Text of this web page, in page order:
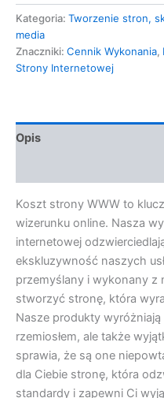
Kategoria: Tworzenie stron,
media
Znaczniki: Cennik Wykonania,
Strony Internetowej
Opis
Koszt strony WWW to
wizerunku online. Nasza
internetowej
ekskluzywność naszych
przemyślany i wykonany z
stworzyć stronę, która
Nasze produkty
rzemiosłem, ale także
sprawia, że są one
dla Ciebie stronę, która
standardy i zapewni Ci